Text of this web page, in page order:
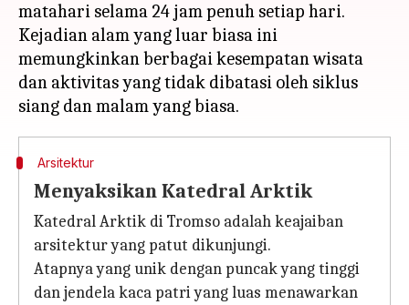
matahari selama 24 jam penuh setiap hari.
Kejadian alam yang luar biasa ini
memungkinkan berbagai kesempatan wisata
dan aktivitas yang tidak dibatasi oleh siklus
Arsitektur
Menyaksikan Katedral Arktik
Katedral Arktik di Tromso adalah keajaiban
arsitektur yang patut dikunjungi.
Atapnya yang unik dengan puncak yang tinggi
dan jendela kaca patri yang luas menawarkan